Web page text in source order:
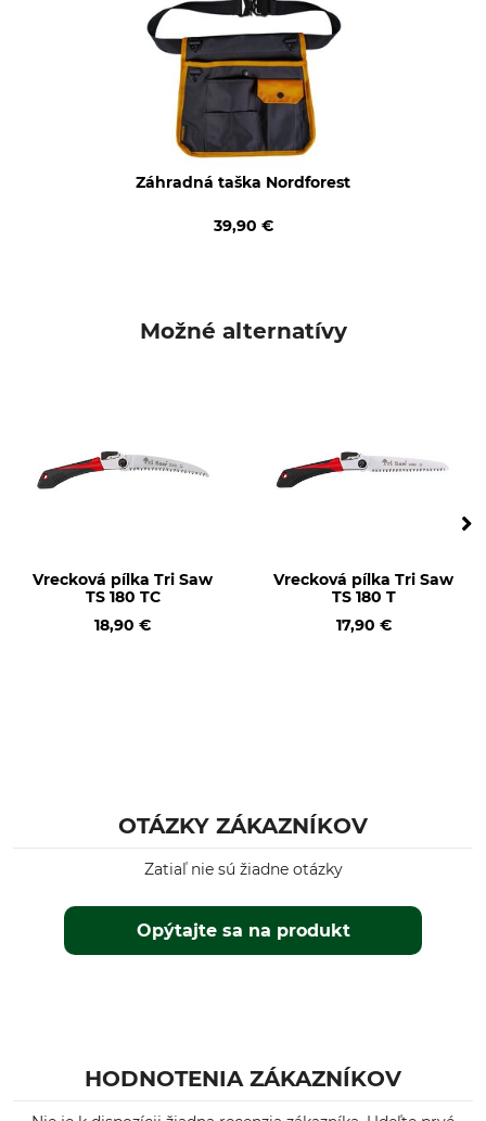
Záhradná taška Nordforest
39,90 €
Možné alternatívy
Vrecková pílka Tri Saw
TS 180 TC
18,90 €
Vrecková pílka Tri Saw
TS 180 T
17,90 €
OTÁZKY ZÁKAZNÍKOV
Opýtajte sa na produkt
Zatiaľ nie sú žiadne otázky
HODNOTENIA ZÁKAZNÍKOV